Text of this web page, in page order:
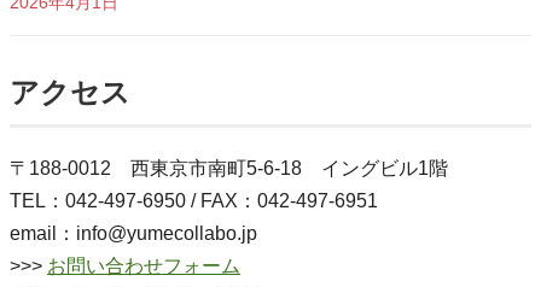
アクセス
〒188-0012 西東京市南町5-6-18 イングビル1階
TEL：042-497-6950 / FAX：042-497-6951
email：info@yumecollabo.jp
>>> お問い合わせフォーム